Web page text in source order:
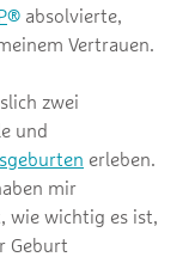
® absolvierte,
Vertrauen.
zwei
und
erleben.
mir
wie wichtig es ist,
Geburt